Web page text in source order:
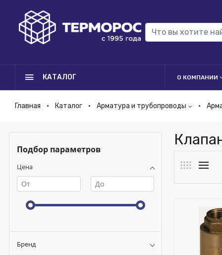
КАТАЛОГ О КОМПАНИИ
Главная Каталог Арматура и трубопроводы
Подбор параметров
Цена
Бренд